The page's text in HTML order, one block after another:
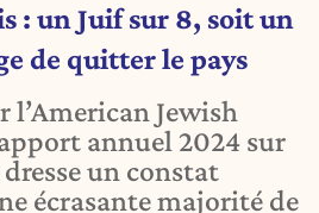
: un Juif sur 8, soit un
de quitter le pays
l’American Jewish
annuel 2024 sur
un constat
écrasante majorité de